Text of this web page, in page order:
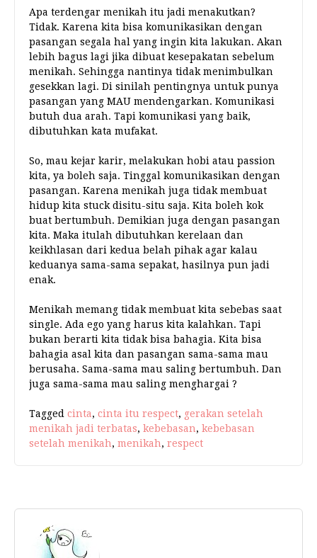
Apa terdengar menikah itu jadi menakutkan?
Tidak. Karena kita bisa komunikasikan dengan
pasangan segala hal yang ingin kita lakukan. Akan
lebih bagus lagi jika dibuat kesepakatan sebelum
menikah. Sehingga nantinya tidak menimbulkan
gesekkan lagi. Di sinilah pentingnya untuk punya
pasangan yang MAU mendengarkan. Komunikasi
butuh dua arah. Tapi komunikasi yang baik,
dibutuhkan kata mufakat.
So, mau kejar karir, melakukan hobi atau passion
kita, ya boleh saja. Tinggal komunikasikan dengan
pasangan. Karena menikah juga tidak membuat
hidup kita stuck disitu-situ saja. Kita boleh kok
buat bertumbuh. Demikian juga dengan pasangan
kita. Maka itulah dibutuhkan kerelaan dan
keikhlasan dari kedua belah pihak agar kalau
keduanya sama-sama sepakat, hasilnya pun jadi
enak.
Menikah memang tidak membuat kita sebebas saat
single. Ada ego yang harus kita kalahkan. Tapi
bukan berarti kita tidak bisa bahagia. Kita bisa
bahagia asal kita dan pasangan sama-sama mau
berusaha. Sama-sama mau saling bertumbuh. Dan
juga sama-sama mau saling menghargai ?
Tagged cinta, cinta itu respect, gerakan setelah
menikah jadi terbatas, kebebasan, kebebasan
setelah menikah, menikah, respect